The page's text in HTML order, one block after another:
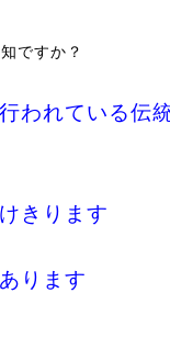
ですか？
われている伝
きります
ります